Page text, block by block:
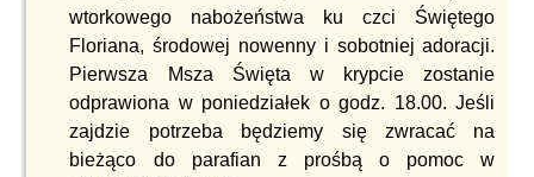
wtorkowego nabożeństwa ku czci Świętego
Floriana, środowej nowenny i sobotniej adoracji.
Pierwsza Msza Święta w krypcie zostanie
odprawiona w poniedziałek o godz. 18.00. Jeśli
zajdzie potrzeba będziemy się zwracać na
bieżąco do parafian z prośbą o pomoc w